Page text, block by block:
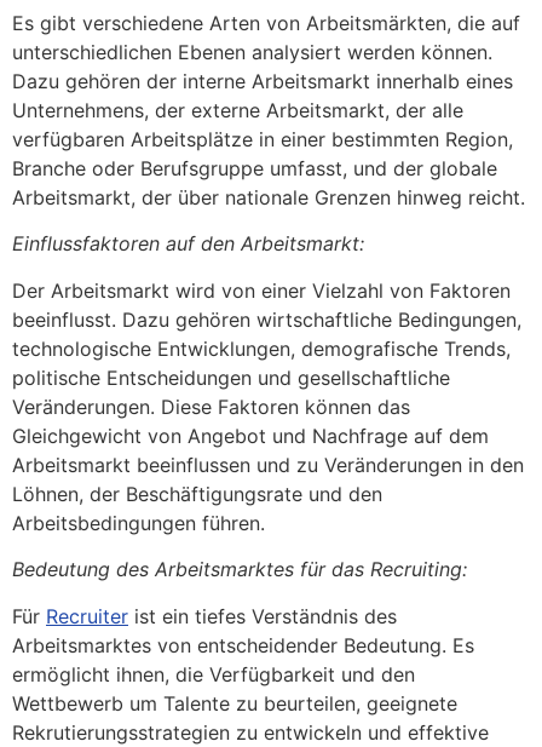
Es gibt verschiedene Arten von Arbeitsmärkten, die auf
unterschiedlichen Ebenen analysiert werden können.
Dazu gehören der interne Arbeitsmarkt innerhalb eines
Unternehmens, der externe Arbeitsmarkt, der alle
verfügbaren Arbeitsplätze in einer bestimmten Region,
Branche oder Berufsgruppe umfasst, und der globale
Arbeitsmarkt, der über nationale Grenzen hinweg reicht.
Einflussfaktoren auf den Arbeitsmarkt:
Der Arbeitsmarkt wird von einer Vielzahl von Faktoren
beeinflusst. Dazu gehören wirtschaftliche Bedingungen,
technologische Entwicklungen, demografische Trends,
politische Entscheidungen und gesellschaftliche
Veränderungen. Diese Faktoren können das
Gleichgewicht von Angebot und Nachfrage auf dem
Arbeitsmarkt beeinflussen und zu Veränderungen in den
Löhnen, der Beschäftigungsrate und den
Arbeitsbedingungen führen.
Bedeutung des Arbeitsmarktes für das Recruiting:
Für Recruiter ist ein tiefes Verständnis des
Arbeitsmarktes von entscheidender Bedeutung. Es
ermöglicht ihnen, die Verfügbarkeit und den
Wettbewerb um Talente zu beurteilen, geeignete
Rekrutierungsstrategien zu entwickeln und effektive